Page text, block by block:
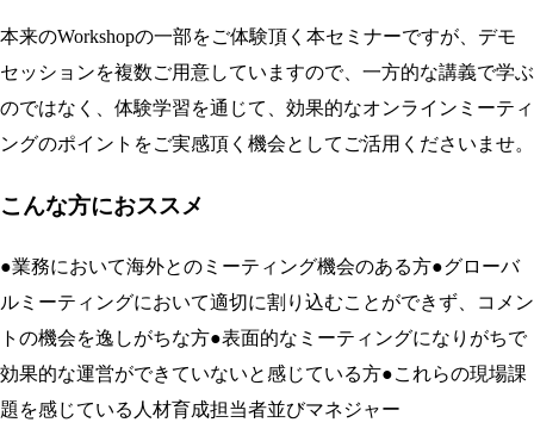
本来のWorkshopの一部をご体験頂く本セミナーですが、デモ
セッションを複数ご用意していますので、一方的な講義で学ぶ
のではなく、体験学習を通じて、効果的なオンラインミーティ
ングのポイントをご実感頂く機会としてご活用くださいませ。
こんな方におススメ
●業務において海外とのミーティング機会のある方●グローバ
ルミーティングにおいて適切に割り込むことができず、コメン
トの機会を逸しがちな方●表面的なミーティングになりがちで
効果的な運営ができていないと感じている方●これらの現場課
題を感じている人材育成担当者並びマネジャー